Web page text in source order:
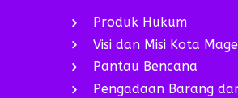
Produk Hukum
Visi dan Misi Kota
Pantau Bencana
Pengadaan Barang